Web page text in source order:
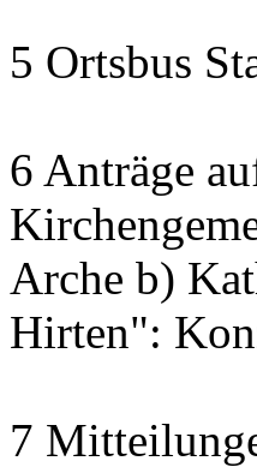
5 Ortsbus
6 Anträge
Arche b)
Hirten":
7